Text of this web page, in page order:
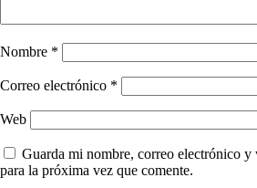
Nombre *
Correo electrónico *
Web
Guarda mi nombre, correo electrónico y
para la próxima vez que comente.